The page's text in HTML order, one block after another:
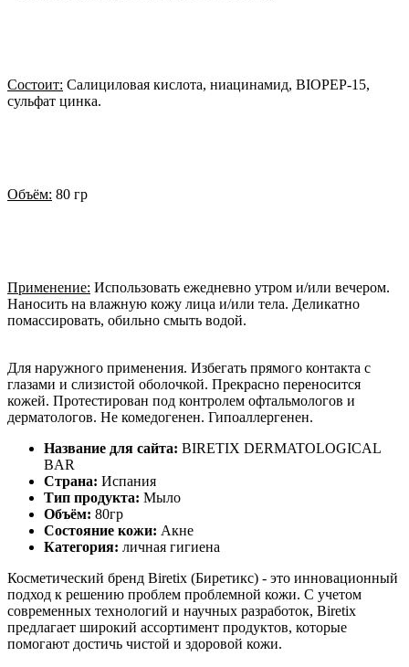
Состоит: Салициловая кислота, ниацинамид, BIOPEP-15,
сульфат цинка.
Объём: 80 гр
Применение: Использовать ежедневно утром и/или вечером.
Наносить на влажную кожу лица и/или тела. Деликатно
помассировать, обильно смыть водой.
Для наружного применения. Избегать прямого контакта с
глазами и слизистой оболочкой. Прекрасно переносится
кожей. Протестирован под контролем офтальмологов и
дерматологов. Не комедогенен. Гипоаллергенен.
Название для сайта: BIRETIX DERMATOLOGICAL
BAR
Страна: Испания
Тип продукта: Мыло
Объём: 80гр
Состояние кожи: Акне
Категория: личная гигиена
Косметический бренд Biretix (Биретикс) - это инновационный
подход к решению проблем проблемной кожи. С учетом
современных технологий и научных разработок, Biretix
предлагает широкий ассортимент продуктов, которые
помогают достичь чистой и здоровой кожи.